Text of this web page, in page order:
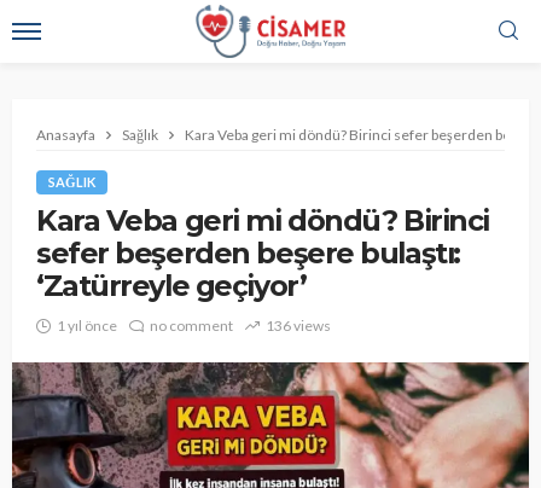
Anasayfa Sağlık Kara Veba geri mi döndü? Birinci sefer beşerden beşere
SAĞLIK
Kara Veba geri mi döndü? Birinci
sefer beşerden beşere bulaştı:
‘Zatürreyle geçiyor’
1 yıl önce no comment 136 views